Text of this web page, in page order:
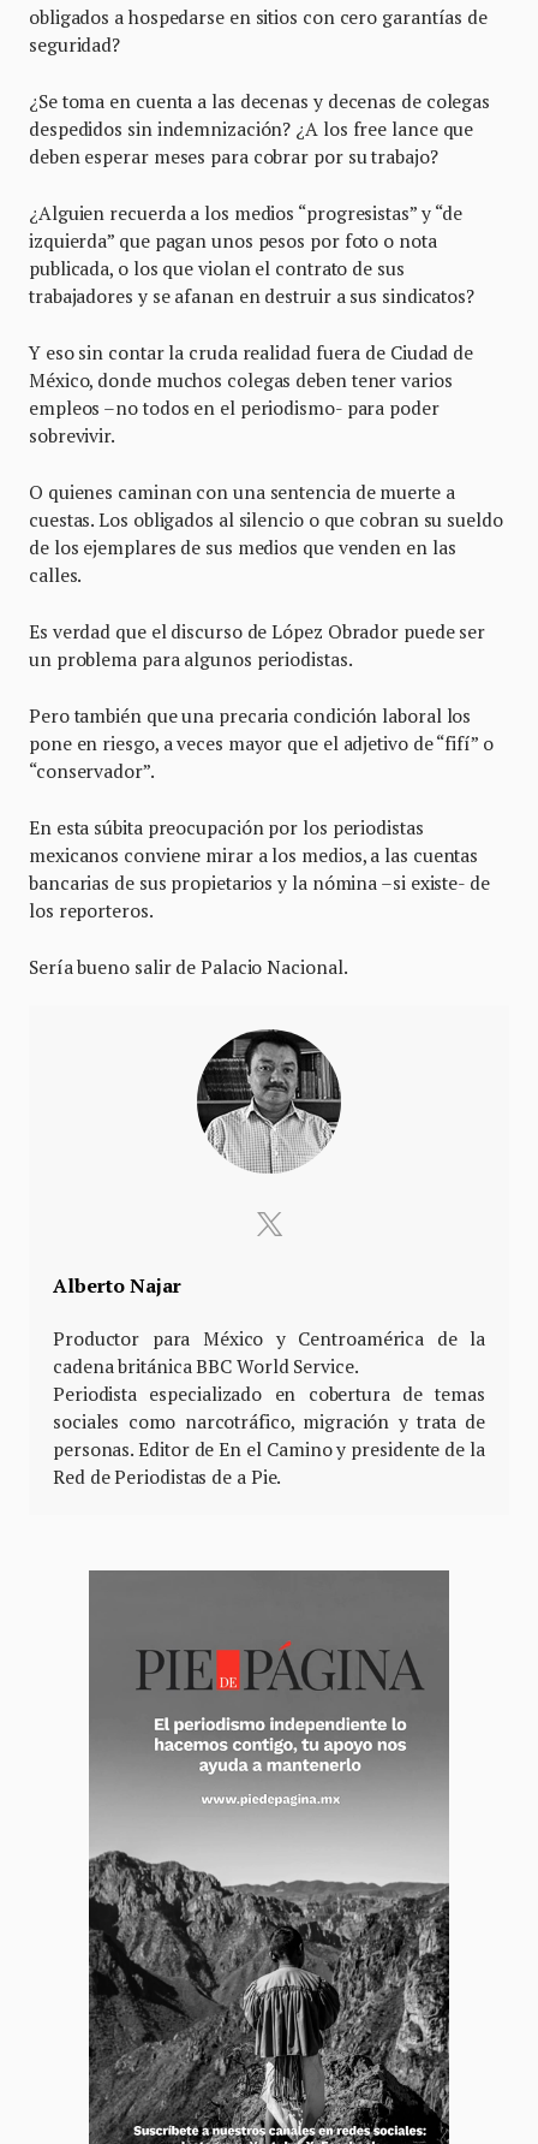
obligados a hospedarse en sitios con cero garantías de
seguridad?
¿Se toma en cuenta a las decenas y decenas de colegas
despedidos sin indemnización? ¿A los free lance que
deben esperar meses para cobrar por su trabajo?
¿Alguien recuerda a los medios “progresistas” y “de
izquierda” que pagan unos pesos por foto o nota
publicada, o los que violan el contrato de sus
trabajadores y se afanan en destruir a sus sindicatos?
Y eso sin contar la cruda realidad fuera de Ciudad de
México, donde muchos colegas deben tener varios
empleos –no todos en el periodismo- para poder
sobrevivir.
O quienes caminan con una sentencia de muerte a
cuestas. Los obligados al silencio o que cobran su sueldo
de los ejemplares de sus medios que venden en las
calles.
Es verdad que el discurso de López Obrador puede ser
un problema para algunos periodistas.
Pero también que una precaria condición laboral los
pone en riesgo, a veces mayor que el adjetivo de “fifí” o
“conservador”.
En esta súbita preocupación por los periodistas
mexicanos conviene mirar a los medios, a las cuentas
bancarias de sus propietarios y la nómina –si existe- de
los reporteros.
Sería bueno salir de Palacio Nacional.
Alberto Najar
Productor para México y Centroamérica de la
cadena británica BBC World Service.
Periodista especializado en cobertura de temas
sociales como narcotráfico, migración y trata de
personas. Editor de En el Camino y presidente de la
Red de Periodistas de a Pie.